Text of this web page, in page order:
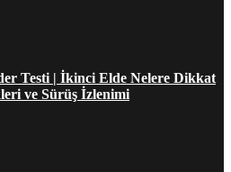
Testi | İkinci Elde Nelere Dikkat
ve Sürüş İzlenimi